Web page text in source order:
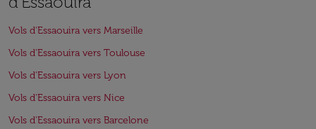
Vols d'Essaouira vers Marseille
Vols d'Essaouira vers Toulouse
Vols d'Essaouira vers Lyon
Vols d'Essaouira vers Nice
Vols d'Essaouira vers Barcelone